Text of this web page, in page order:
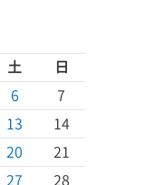
土
日
6
7
13
14
20
21
27 28